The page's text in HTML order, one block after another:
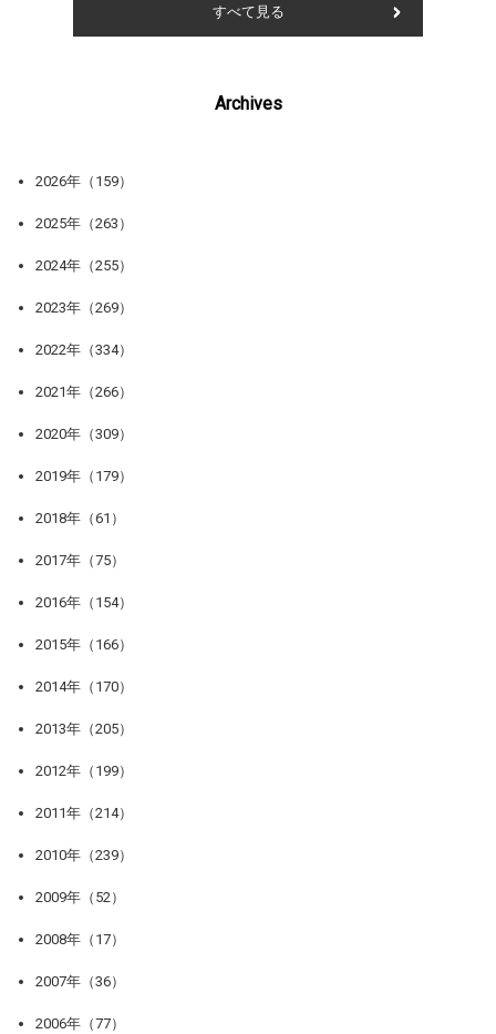
すべて見る
Archives
2026年（159）
2025年（263）
2024年（255）
2023年（269）
2022年（334）
2021年（266）
2020年（309）
2019年（179）
2018年（61）
2017年（75）
2016年（154）
2015年（166）
2014年（170）
2013年（205）
2012年（199）
2011年（214）
2010年（239）
2009年（52）
2008年（17）
2007年（36）
2006年（77）